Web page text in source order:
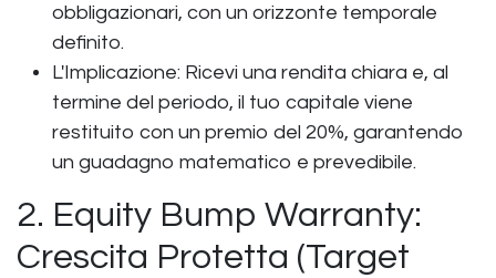
obbligazionari, con un orizzonte temporale
definito.
L'Implicazione: Ricevi una rendita chiara e, al
termine del periodo, il tuo capitale viene
restituito con un premio del 20%, garantendo
un guadagno matematico e prevedibile.
2. Equity Bump Warranty:
Crescita Protetta (Target